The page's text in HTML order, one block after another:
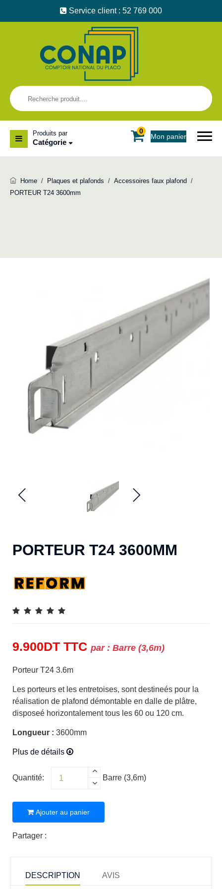
Service client : 52 769 000
0
Mon panier
Produits par
Catégorie
Home / Plaques et plafonds / Accessoires faux plafond /
PORTEUR T24 3600mm
PORTEUR T24 3600MM
9.900DT TTC par : Barre (3,6m)
Porteur T24 3.6m
Les porteurs et les entretoises, sont destineés pour la
réalisation de plafond démontable en dalle de plâtre,
disposeé horizontalement tous les 60 ou 120 cm.
Longueur : 3600mm
Plus de détails
Quantité: Barre (3,6m)
Ajouter au panier
Partager :
DESCRIPTION AVIS